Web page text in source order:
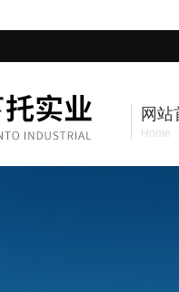
网站
Home